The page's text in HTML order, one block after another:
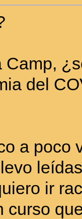
Camp,
del
a poco
ir
curso